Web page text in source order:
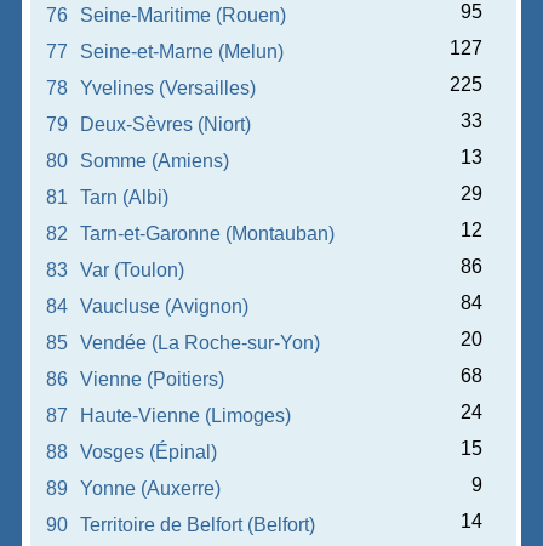
76
Seine-Maritime (Rouen)
95
77
Seine-et-Marne (Melun)
127
78
Yvelines (Versailles)
225
79
Deux-Sèvres (Niort)
33
80
Somme (Amiens)
13
81
Tarn (Albi)
29
82
Tarn-et-Garonne (Montauban)
12
83
Var (Toulon)
86
84
Vaucluse (Avignon)
84
85
Vendée (La Roche-sur-Yon)
20
86
Vienne (Poitiers)
68
87
Haute-Vienne (Limoges)
24
88
Vosges (Épinal)
15
89
Yonne (Auxerre)
9
90
Territoire de Belfort (Belfort)
14